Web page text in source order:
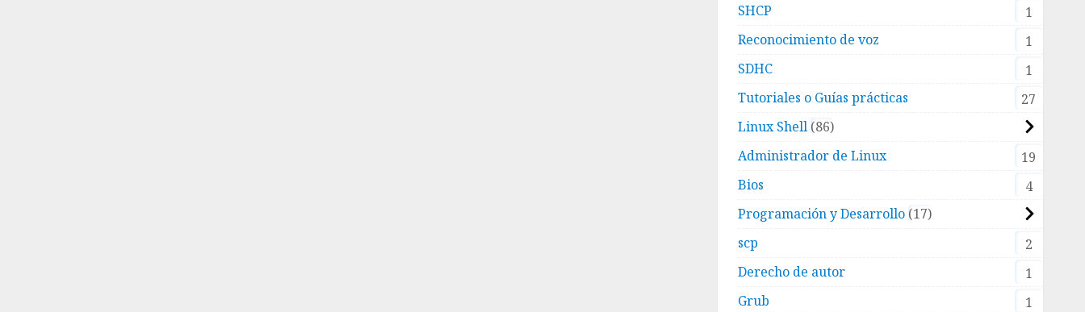
SHCP
1
Reconocimiento de voz
1
SDHC
1
Tutoriales o Guías prácticas
27
Linux Shell 86
Administrador de Linux
19
Bios
4
Programación y Desarrollo 17
scp
2
Derecho de autor
1
Grub
1